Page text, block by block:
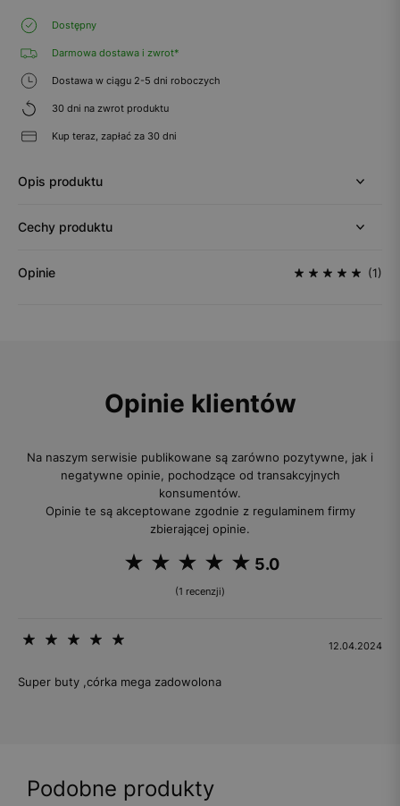
Dostępny
Darmowa dostawa i zwrot*
Dostawa w ciągu 2-5 dni roboczych
30 dni na zwrot produktu
Kup teraz, zapłać za 30 dni
Opis produktu
Cechy produktu
Opinie (1)
Opinie klientów
Na naszym serwisie publikowane są zarówno pozytywne, jak i
negatywne opinie, pochodzące od transakcyjnych
konsumentów.
Opinie te są akceptowane zgodnie z regulaminem firmy
zbierającej opinie.
5.0
(1 recenzji)
12.04.2024
Super buty ,córka mega zadowolona
Podobne produkty